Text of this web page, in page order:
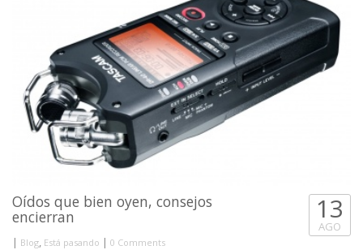
Oídos que bien oyen, consejos
encierran
| Blog, Está pasando | 0 Comments
13
AGO